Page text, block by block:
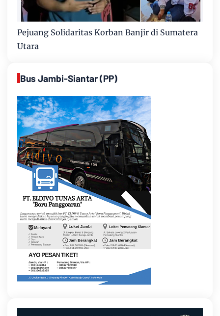
Pejuang Solidaritas Korban Banjir di Sumatera
Utara
Bus Jambi-Siantar (PP)